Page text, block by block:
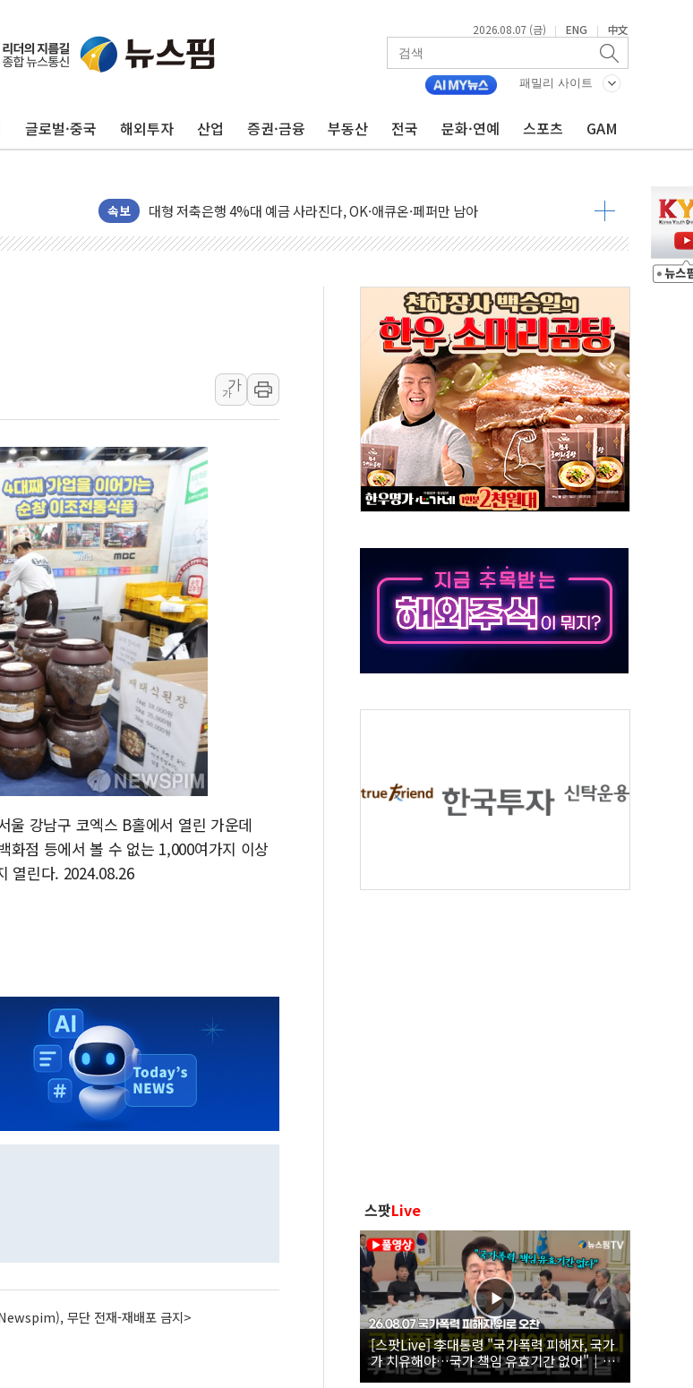
2026.08.07 (금) | ENG | 中文
패밀리 사이트
글로벌·중국 해외투자 산업 증권·금융 부동산 전국 문화·연예 스포츠 GAM
속보
野 의원 42명, '사관학교 통합' 규탄 결의안 발의…이준석·한동훈 동참
준공업지역 용적률 400% 적용하니…재건축보다 재개발 사업성 개선↑
현대해상, 유튜브 양육 콘텐츠 '소셜아이어워드' 대상 수상
대형 저축은행 4%대 예금 사라진다, OK·애큐온·페퍼만 남아
서울 노원 40.2도…8년 만에 서울서 40도 넘어
SK하이닉스, 용인·청주에 54조 투자…D램·낸드 동시 증설
[중국증시 마감] CPO∙PCB∙CRO가 이끈 '기술주 상승장'
[ETF 시황] 2차전지 ETF 급등, SK하이닉스 레버리지는 급락
[컨콜] 롯데케미칼 "대산·여수 사업재편 완료시 재무구조 개선 기대"
SK증권, 비대면 고객 대상 '수수료 평생 우대' 이벤트 진행
통합위, 'AI 포용사회'·'청년 자산격차 해소' 특위 출범…"소외되는 계층 없도록"
코웨이, 2분기 영업익 2532억…신제품 효과에 실적 호조
[마감시황] 코스피, 7주 연속 하락…외국인 매도에 6258.77
중수청 임용설명회에 검사 110명 등 1100명 참석...인사·처우 관심
[컨콜] 롯데케미칼, "하반기 기초화학 가격 강세 완화"
안동 송천동 양봉장 화재 야산으로 확산...헬기 3대 투입 진화 중
컴투스, 제우스: 오만의 신 쇼케이스
가
가
강남구 코엑스 B홀에서 열린 가운데
화점 등에서 볼 수 없는 1,000여가지 이상
열린다. 2024.08.26
무단 전재-재배포 금지>
스팟Live
[스팟Live] 李대통령 "국가폭력 피해자, 국가
가 치유해야…국가 책임 유효기간 없어"｜
26.08.07 국가폭력 피해자 위로 오찬